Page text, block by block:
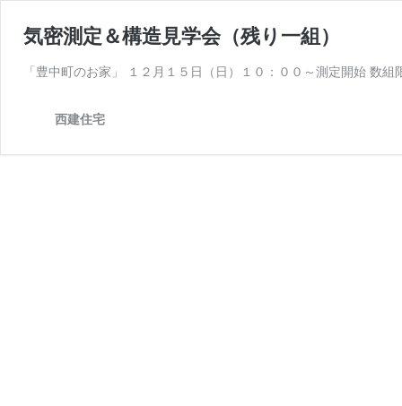
気密測定＆構造見学会（残り一組）
「豊中町のお家」 １２月１５日（日）１０：００～測定開始 数
西建住宅